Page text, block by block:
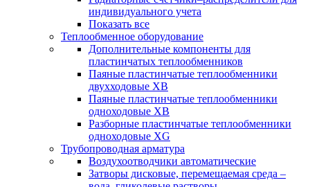
индивидуального учета
Показать все
Теплообменное оборудование
Дополнительные компоненты для
пластинчатых теплообменников
Паяные пластинчатые теплообменники
двухходовые XB
Паяные пластинчатые теплообменники
одноходовые ХВ
Разборные пластинчатые теплообменники
одноходовые ХG
Трубопроводная арматура
Воздухоотводчики автоматические
Затворы дисковые, перемещаемая среда –